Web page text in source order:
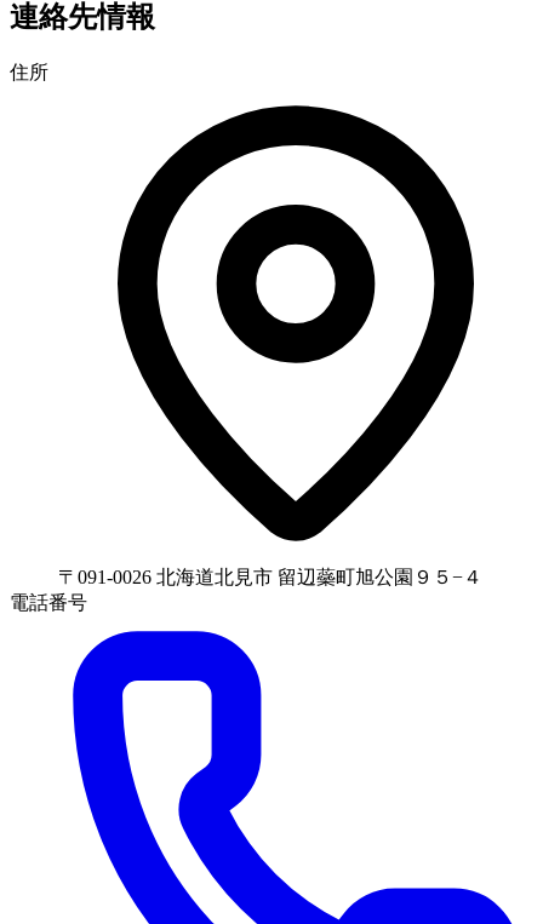
連絡先情報
住所
〒091-0026 北海道北見市 留辺蘂町旭公園９５−４
電話番号